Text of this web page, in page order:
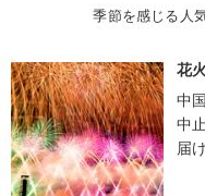
季節を感じる人
花
中
中
届